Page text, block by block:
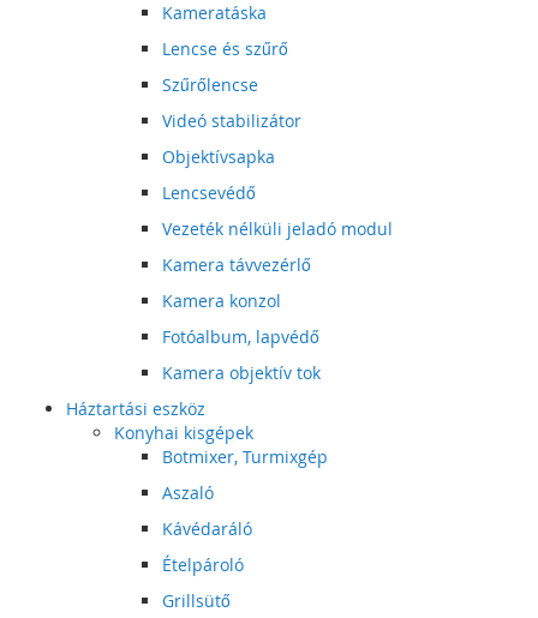
Kameratáska
Lencse és szűrő
Szűrőlencse
Videó stabilizátor
Objektívsapka
Lencsevédő
Vezeték nélküli jeladó modul
Kamera távvezérlő
Kamera konzol
Fotóalbum, lapvédő
Kamera objektív tok
Háztartási eszköz
Konyhai kisgépek
Botmixer, Turmixgép
Aszaló
Kávédaráló
Ételpároló
Grillsütő